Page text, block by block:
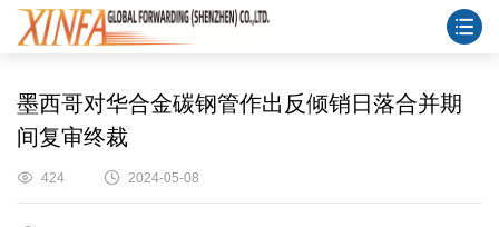
墨西哥对华合金碳钢管作出反倾销日落合并期
间复审终裁
424 2024-05-08